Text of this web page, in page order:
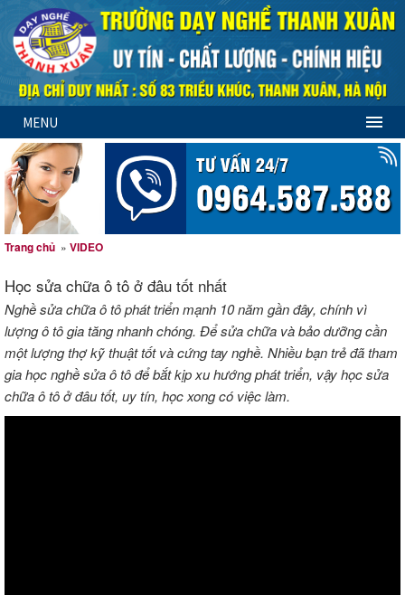
MENU
Trang chủ » VIDEO
Học sửa chữa ô tô ở đâu tốt nhất
Nghề sửa chữa ô tô phát triển mạnh 10 năm gần đây, chính vì
lượng ô tô gia tăng nhanh chóng. Để sửa chữa và bảo dưỡng cần
một lượng thợ kỹ thuật tốt và cứng tay nghề. Nhiều bạn trẻ đã tham
gia học nghề sửa ô tô để bắt kịp xu hướng phát triển, vậy học sửa
chữa ô tô ở đâu tốt, uy tín, học xong có việc làm.